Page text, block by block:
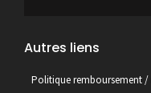
Autres liens
Politique remboursement /